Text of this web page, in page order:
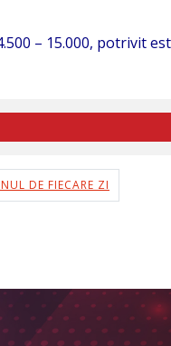
– 15.000, potrivit
DE FIECARE ZI